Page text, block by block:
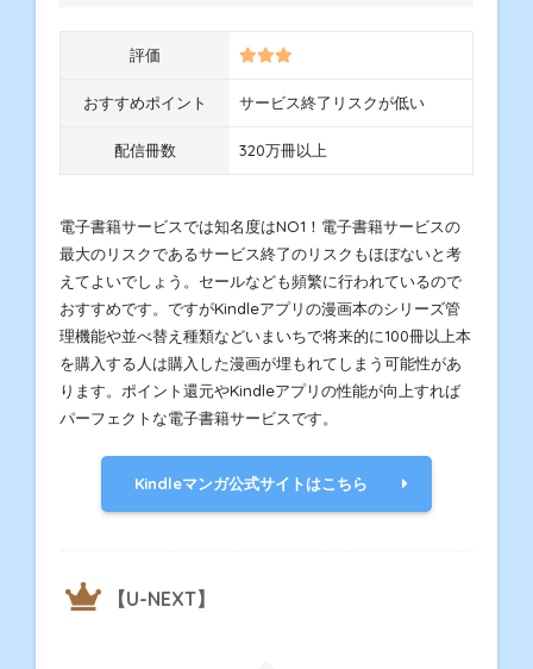
評価
おすすめポイント サービス終了リスクが低い
配信冊数 320万冊以上
電子書籍サービスでは知名度はNO1！電子書籍サービスの
最大のリスクであるサービス終了のリスクもほぼないと考
えてよいでしょう。セールなども頻繁に行われているので
おすすめです。ですがKindleアプリの漫画本のシリーズ管
理機能や並べ替え種類などいまいちで将来的に100冊以上本
を購入する人は購入した漫画が埋もれてしまう可能性があ
ります。ポイント還元やKindleアプリの性能が向上すれば
パーフェクトな電子書籍サービスです。
Kindleマンガ公式サイトはこちら
【U-NEXT】